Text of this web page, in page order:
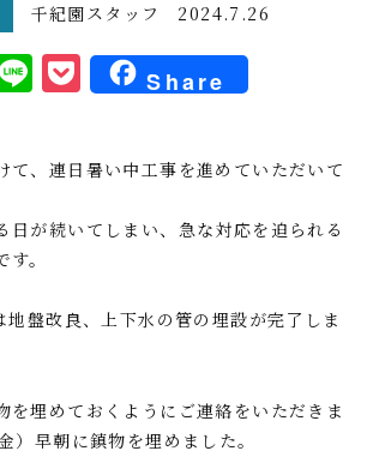
千紀園スタッフ 2024.7.26
L
i
n
e
P
o
c
k
e
Share
て、連日暑い中工事を進めていただいて
日が続いてしまい、急な対応を迫られる
。
盤改良、上下水の管の埋設が完了しま
を埋めておくようにご連絡をいただきま
）早朝に鎮物を埋めました。